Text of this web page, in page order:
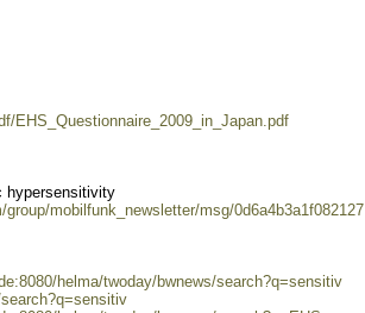
EHS_Questionnaire_2009_in_Japan.pdf
hypersensitivity
mobilfunk_newsletter/msg/0d6a4b3a1f082127
helma/twoday/bwnews/search?q=sensitiv